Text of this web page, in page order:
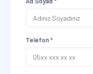
Telefon *